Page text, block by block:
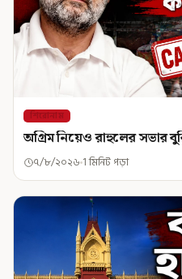
শিরোনাম
অগ্রিম নিয়েও রাহুলের সভার
৭/৮/২০২৬ 1 মিনিট পড়া